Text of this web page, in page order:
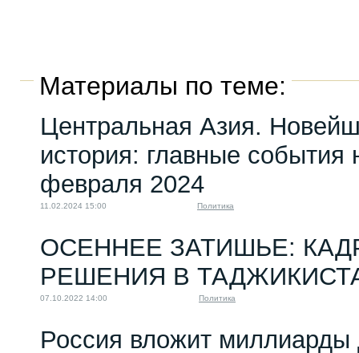
Материалы по теме:
Центральная Азия.
история: главные события
февраля 2024
11.02.2024 15:00 Политика
ОСЕННЕЕ ЗАТИШЬЕ:
РЕШЕНИЯ В
07.10.2022 14:00 Политика
Россия вложит миллиарды